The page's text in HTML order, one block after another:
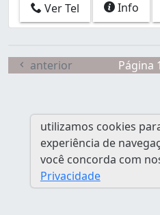
Ver Tel Info
anterior Página
utilizamos cookies
experiência de
você concorda com
Privacidade